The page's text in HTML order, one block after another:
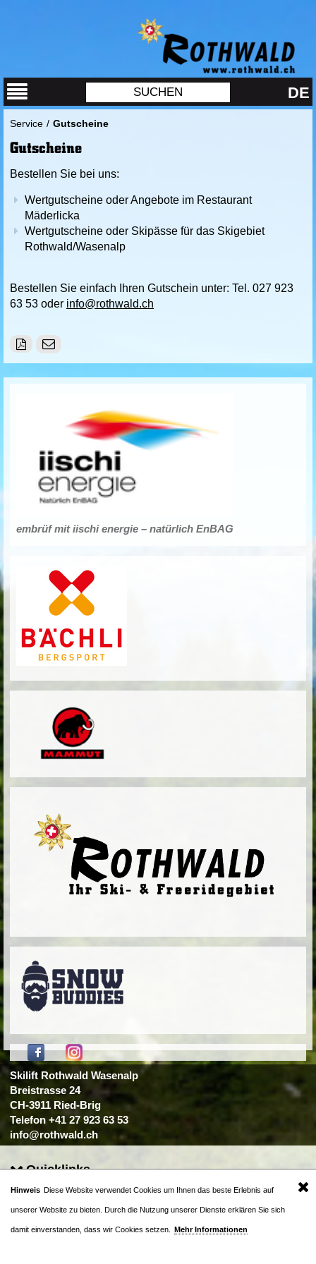
DE
Service / Gutscheine
Gutscheine
Bestellen Sie bei uns:
Wertgutscheine oder Angebote im Restaurant
Mäderlicka
Wertgutscheine oder Skipässe für das Skigebiet
Rothwald/Wasenalp
Bestellen Sie einfach Ihren Gutschein unter: Tel. 027 923
63 53 oder info@rothwald.ch
embrüf mit iischi energie – natürlich EnBAG
Skilift Rothwald Wasenalp
Breistrasse 24
CH-3911 Ried-Brig
Telefon +41 27 923 63 53
info@rothwald.ch
Quicklinks
© Skilift Rothwald Wasenalp
Hinweis Diese Website verwendet Cookies um Ihnen das beste Erlebnis auf
unserer Website zu bieten. Durch die Nutzung unserer Dienste erklären Sie sich
damit einverstanden, dass wir Cookies setzen. Mehr Informationen